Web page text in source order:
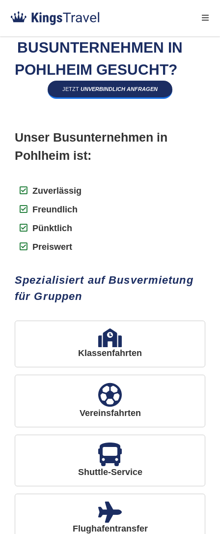
BUSUNTERNEHMEN IN
POHLHEIM GESUCHT?
JETZT UNVERBINDLICH ANFRAGEN
Unser Busunternehmen in
Pohlheim ist:
Zuverlässig
Freundlich
Pünktlich
Preiswert
Spezialisiert auf Busvermietung
für Gruppen
Klassenfahrten
Vereinsfahrten
Shuttle-Service
Flughafentransfer